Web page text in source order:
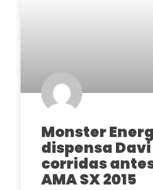
Monster
dispensa
corridas
AMA SX 2015